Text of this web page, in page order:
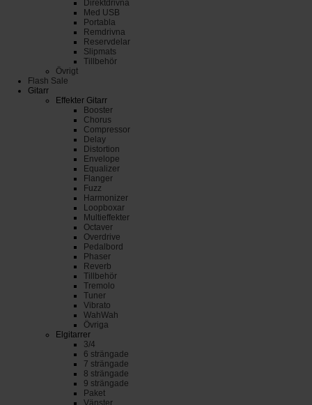
Direktdrivna
Med USB
Portabla
Remdrivna
Reservdelar
Slipmats
Tillbehör
Övrigt
Flash Sale
Gitarr
Effekter Gitarr
Booster
Chorus
Compressor
Delay
Distortion
Envelope
Equalizer
Flanger
Fuzz
Harmonizer
Loopboxar
Multieffekter
Octaver
Overdrive
Pedalbord
Phaser
Reverb
Tillbehör
Tremolo
Tuner
Vibrato
WahWah
Övriga
Elgitarrer
3/4
6 strängade
7 strängade
8 strängade
9 strängade
Paket
Vänster